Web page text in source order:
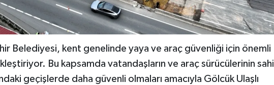
Belediyesi, kent genelinde yaya ve araç güvenliği için önemli
Bu kapsamda vatandaşların ve araç sürücülerinin sahil
geçişlerde daha güvenli olmaları amacıyla Gölcük Ulaşlı